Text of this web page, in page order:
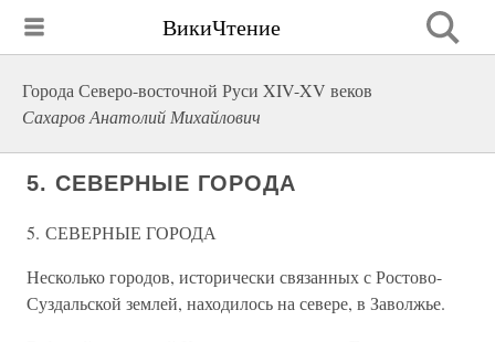
ВикиЧтение
Города Северо-восточной Руси XIV-XV веков
Сахаров Анатолий Михайлович
5. СЕВЕРНЫЕ ГОРОДА
5. СЕВЕРНЫЕ ГОРОДА
Несколько городов, исторически связанных с Ростово-
Суздальской землей, находилось на севере, в Заволжье.